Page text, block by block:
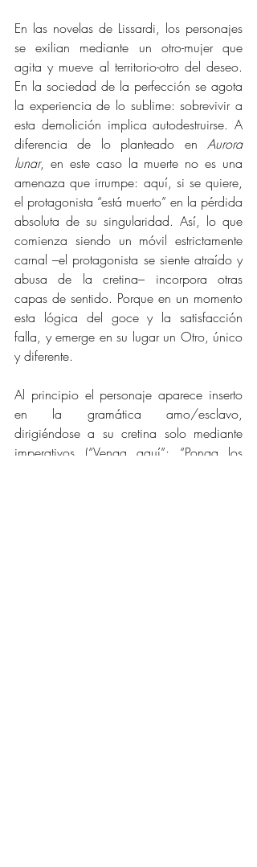
En las novelas de Lissardi, los personajes
se exilian mediante un otro-mujer que
agita y mueve al territorio-otro del deseo.
En la sociedad de la perfección se agota
la experiencia de lo sublime: sobrevivir a
esta demolición implica autodestruirse. A
diferencia de lo planteado en Aurora
lunar, en este caso la muerte no es una
amenaza que irrumpe: aquí, si se quiere,
el protagonista “está muerto” en la pérdida
absoluta de su singularidad. Así, lo que
comienza siendo un móvil estrictamente
carnal –el protagonista se siente atraído y
abusa de la cretina– incorpora otras
capas de sentido. Porque en un momento
esta lógica del goce y la satisfacción
falla, y emerge en su lugar un Otro, único
y diferente.
Al principio el personaje aparece inserto
en la gramática amo/esclavo,
dirigiéndose a su cretina solo mediante
imperativos (“Venga aquí”; “Ponga los